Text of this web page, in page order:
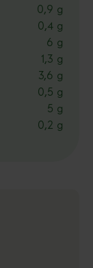
0,9 g
0,4 g
6 g
1,3 g
3,6 g
0,5 g
5 g
0,2 g